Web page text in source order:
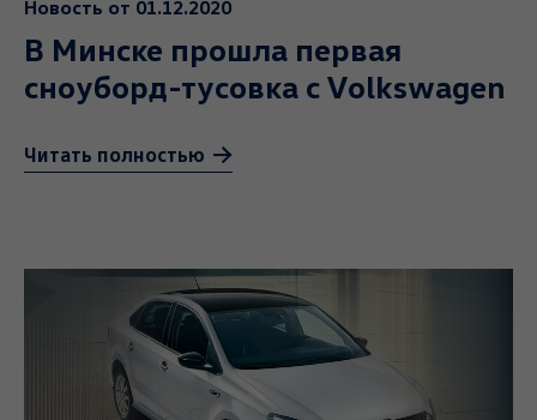
Новость от 01.12.2020
В Минске прошла первая
сноуборд-тусовка c Volkswagen
Читать полностью